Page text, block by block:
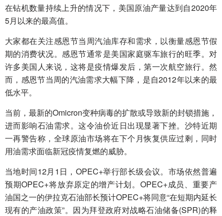
在钻机数量持续上升的情况下，美国原油产量达到自2020年
5月以来的最高值。
大家都在关注感恩节当周汽油库存和需求，以衡量感恩节假
期的消费状况。感恩节通常是美国家庭驱车旅行的旺季。对
许多美国人来说，这将是疫情爆发后，第一次航空旅行。然
而，感恩节当周的汽油需求大幅下降，是自2012年以来的最
低水平。
当前，最新的Omicron变种病毒的扩散或导致新的封锁措施，
进而影响石油需求。这令油价近日出现显著下挫。沙特近期
一再警告称，全球原油市场将在下个月恢复供应过剩，同时
用油需求面临新冠疫情复燃的威胁。
当地时间12月1日，OPEC+举行部长级会议。市场依然普遍
预期OPEC+将放弃原定的增产计划。OPEC+成员、重要产
油国之一的伊拉克石油部长预计OPEC+将同意“在短期内延长
现有的产油政策”。因为拜登政府对战略石油储备(SPR)的释